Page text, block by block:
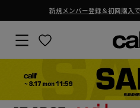
ス
ラ
イ
ョ
ー
を
止
サイトナビゲーション
お気に入り